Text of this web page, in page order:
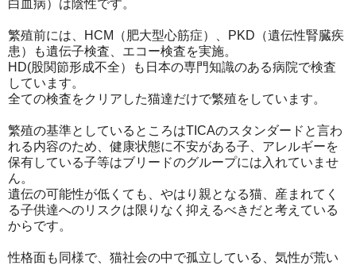
白血病）は陰性です。
繁殖前には、HCM（肥大型心筋症）、PKD（遺伝性腎臓疾
患）も遺伝子検査、エコー検査を実施。
HD(股関節形成不全）も日本の専門知識のある病院で検査
しています。
全ての検査をクリアした猫達だけで繁殖をしています。
繁殖の基準としているところはTICAのスタンダードと言わ
れる内容のため、健康状態に不安がある子、アレルギーを
保有している子等はブリードのグループには入れていませ
ん。
遺伝の可能性が低くても、やはり親となる猫、産まれてく
る子供達へのリスクは限りなく抑えるべきだと考えている
からです。
性格面も同様で、猫社会の中で孤立している、気性が荒い